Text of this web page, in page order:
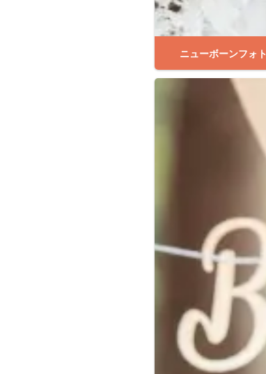
ニューボーンフォト